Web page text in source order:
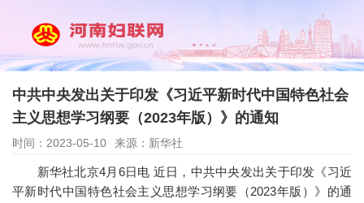
中共中央发出关于印发《习近平新时代中国特色社会
主义思想学习纲要（2023年版）》的通知
时间：2023-05-10 来源：新华社
新华社北京4月6日电 近日，中共中央发出关于印发《习近
平新时代中国特色社会主义思想学习纲要（2023年版）》的通